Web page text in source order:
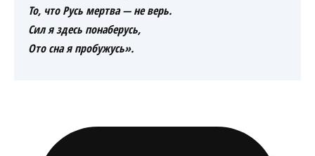
То, что Русь мертва — не верь.
Сил я здесь понаберусь,
Ото сна я пробужусь».